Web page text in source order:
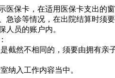
医保卡，在适用医保卡支出的
诊等情况，在出院结算时须要
人员的账户内。
截然不相同的，须要由拥有亲
纳入工作内容当中。